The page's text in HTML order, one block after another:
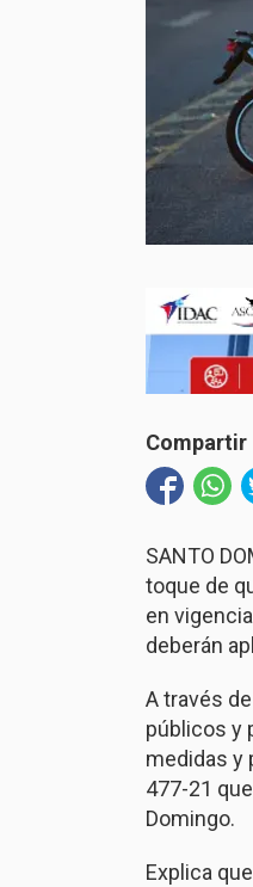
Compartir
SANTO
toque de
en
deberán
A través
públicos y
medidas y
477-21
Domingo.
Explica